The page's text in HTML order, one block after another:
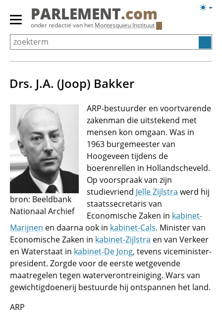
Overslaan
Primair
menu
tonen/verbergen
PARLEMENT.com
onder redactie van het Montesquieu Instituut
Drs. J.A. (Joop) Bakker
bron: Beeldbank
Nationaal Archief
ARP-bestuurder en voortvarende
zakenman die uitstekend met
mensen kon omgaan. Was in
1963 burgemeester van
Hoogeveen tijdens de
boerenrellen in Hollandscheveld.
Op voorspraak van zijn
studievriend Jelle Zijlstra werd hij
staatssecretaris van
Economische Zaken in kabinet-
Marijnen en daarna ook in kabinet-Cals. Minister van
Economische Zaken in kabinet-Zijlstra en van Verkeer
en Waterstaat in kabinet-De Jong, tevens viceminister-
president. Zorgde voor de eerste wetgevende
maatregelen tegen waterverontreiniging. Wars van
gewichtigdoenerij bestuurde hij ontspannen het land.
ARP